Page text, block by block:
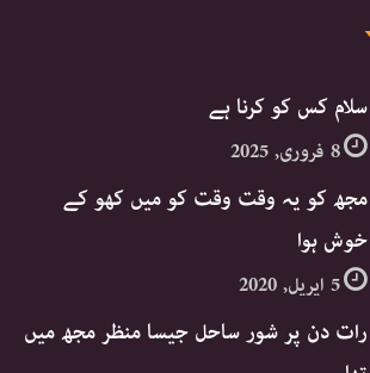
سلام کس کو کرنا ہے
8 فروری, 2025
مجھ کو یہ وقت وقت کو میں کھو کے
خوش ہوا
5 اپریل, 2020
رات دن پر شور ساحل جیسا منظر مجھ میں